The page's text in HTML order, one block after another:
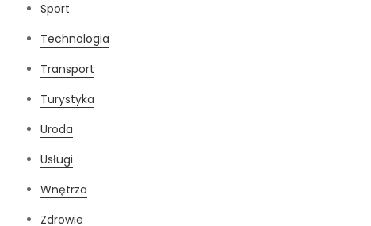
Sport
Technologia
Transport
Turystyka
Uroda
Usługi
Wnętrza
Zdrowie